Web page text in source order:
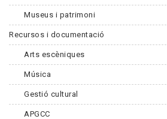
Museus i patrimoni
Recursos i documentació
Arts escèniques
Música
Gestió cultural
APGCC